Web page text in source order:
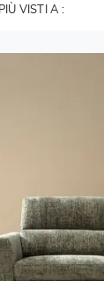
VISTI A :